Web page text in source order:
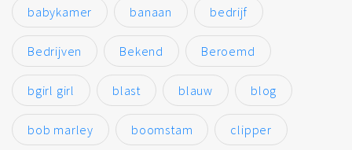
babykamer banaan bedrijf
Bedrijven Bekend Beroemd
bgirl girl blast blauw blog
bob marley boomstam clipper